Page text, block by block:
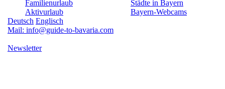
Familienurlaub
Aktivurlaub
Städte in Bayern
Bayern-Webcams
Deutsch Englisch
Mail: info@guide-to-bavaria.com
Newsletter